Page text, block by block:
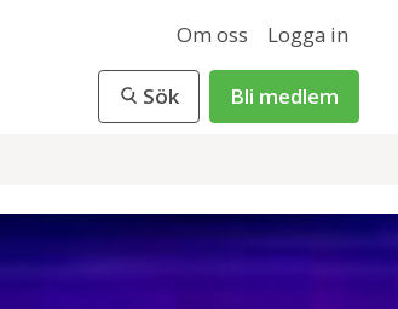
Om oss Logga in
Sök Bli medlem